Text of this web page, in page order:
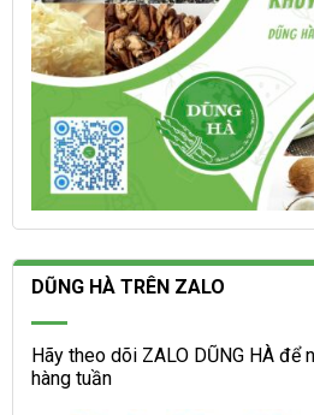
DŨNG HÀ TRÊN ZALO
Hãy theo dõi ZALO DŨNG HÀ để
hàng tuần